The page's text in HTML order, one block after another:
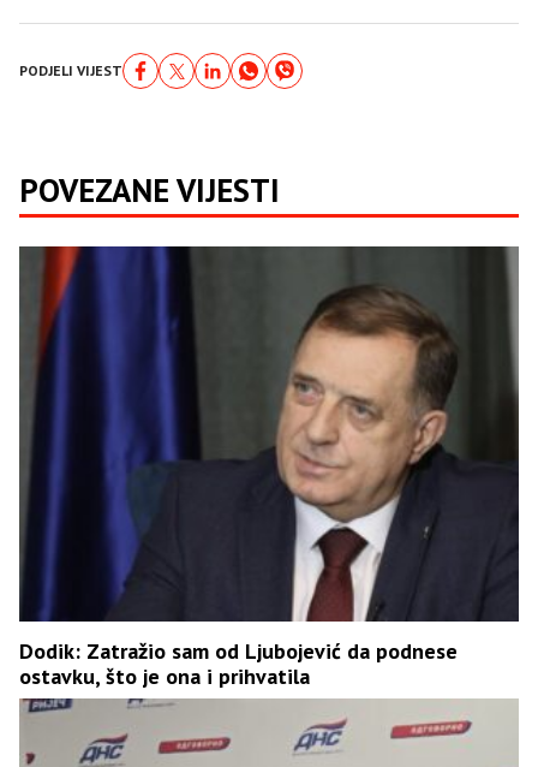
PODJELI VIJEST
POVEZANE VIJESTI
Dodik: Zatražio sam od Ljubojević da podnese
ostavku, što je ona i prihvatila